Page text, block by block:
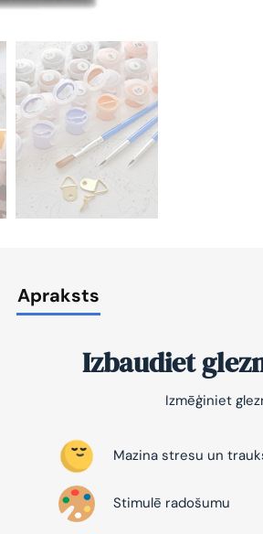
Apraksts
Izbaudiet
Izmēģiniet
Mazina stresu un
Stimulē radošumu